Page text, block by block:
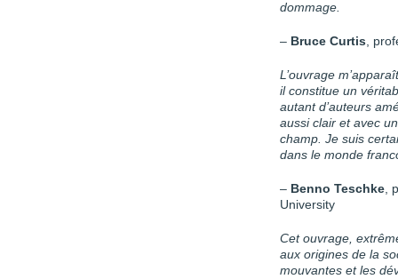
dommage.
– Bruce Curtis,
L’ouvrage
il constitue un
autant d’auteurs
aussi clair et avec
champ. Je suis
dans le monde
– Benno Teschke,
University
Cet ouvrage,
aux origines de la
mouvantes et les